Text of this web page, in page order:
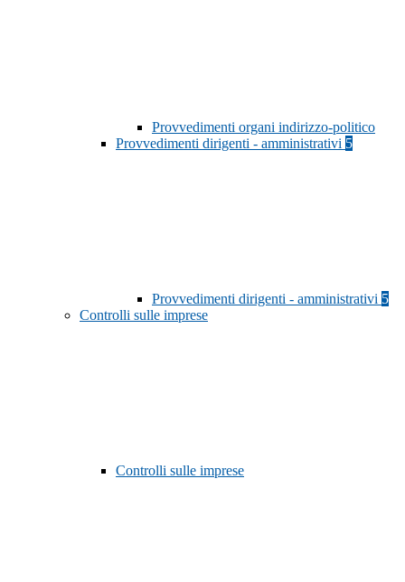
Provvedimenti organi indirizzo-politico
Provvedimenti dirigenti - amministrativi 5
Provvedimenti dirigenti - amministrativi 5
Controlli sulle imprese
Controlli sulle imprese